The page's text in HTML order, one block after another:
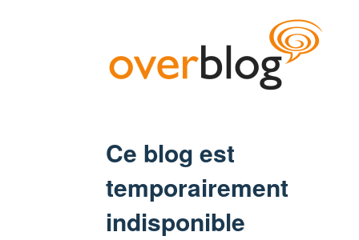
Ce blog est
temporairement
indisponible